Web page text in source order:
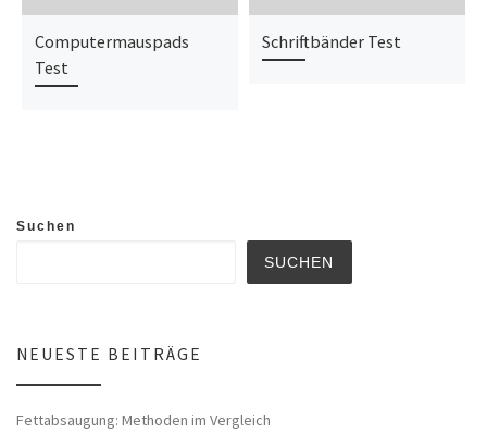
Computermauspads
Test
Schriftbänder Test
Suchen
SUCHEN
NEUESTE BEITRÄGE
Fettabsaugung: Methoden im Vergleich